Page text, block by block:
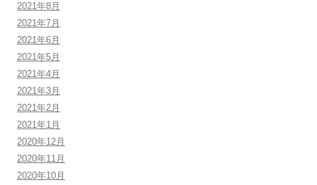
2021年8月
2021年7月
2021年6月
2021年5月
2021年4月
2021年3月
2021年2月
2021年1月
2020年12月
2020年11月
2020年10月